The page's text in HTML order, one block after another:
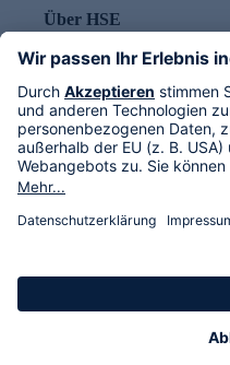
Über HSE
Im TV
HSE International